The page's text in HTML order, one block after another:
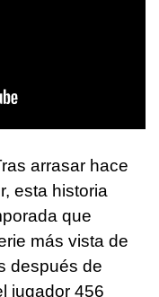
arrasar hace
esta historia
que
más vista de
después de
jugador 456